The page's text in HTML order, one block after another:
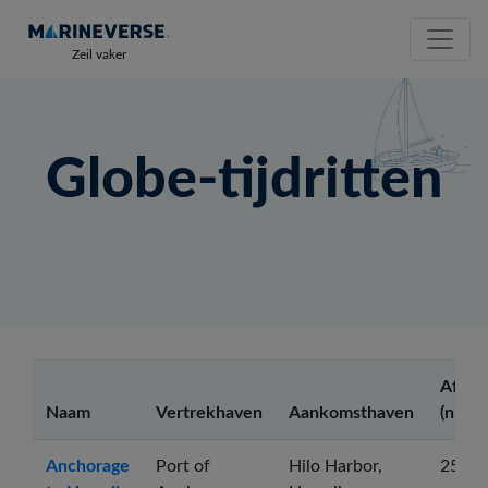
Zeil vaker
Globe-tijdritten
Naam Vertrekhaven Aankomsthaven
(nm)
Anchorage
Port of
Hilo Harbor,